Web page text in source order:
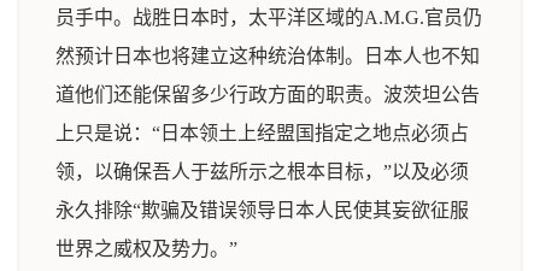
员手中。战胜日本时，太平洋区域的A.M.G.官员仍
然预计日本也将建立这种统治体制。日本人也不知
道他们还能保留多少行政方面的职责。波茨坦公告
上只是说：“日本领土上经盟国指定之地点必须占
领，以确保吾人于兹所示之根本目标，”以及必须
永久排除“欺骗及错误领导日本人民使其妄欲征服
世界之威权及势力。”